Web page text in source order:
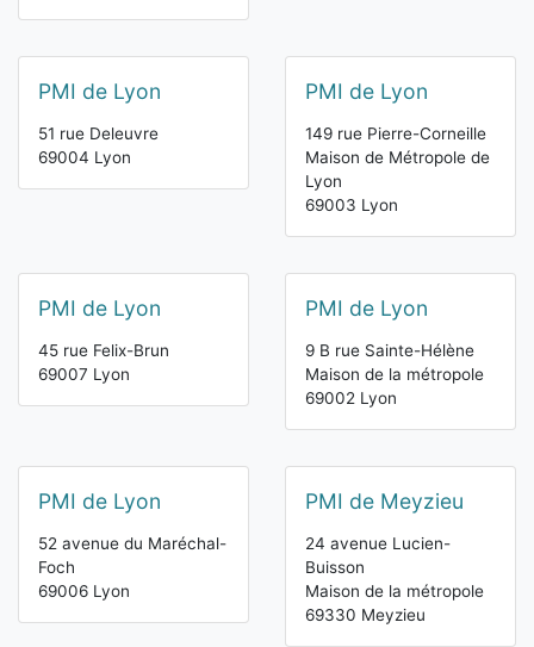
PMI de Lyon
51 rue Deleuvre
69004 Lyon
PMI de Lyon
149 rue Pierre-Corneille
Maison de Métropole de
Lyon
69003 Lyon
PMI de Lyon
45 rue Felix-Brun
69007 Lyon
PMI de Lyon
9 B rue Sainte-Hélène
Maison de la métropole
69002 Lyon
PMI de Lyon
52 avenue du Maréchal-
Foch
69006 Lyon
PMI de Meyzieu
24 avenue Lucien-
Buisson
Maison de la métropole
69330 Meyzieu